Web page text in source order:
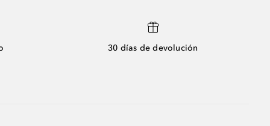
30 días de devolución